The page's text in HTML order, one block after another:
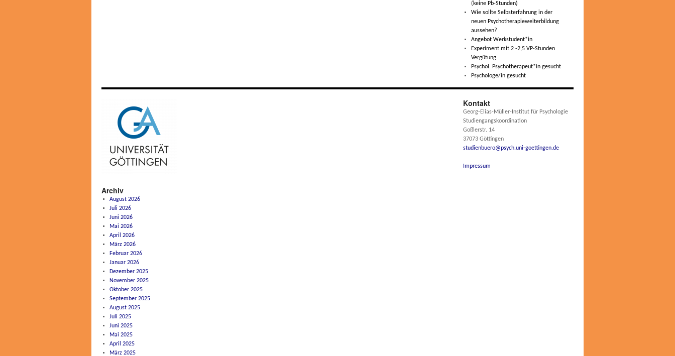
(keine Pb-Stunden)
Wie sollte Selbsterfahrung in der
neuen Psychotherapieweiterbildung
aussehen?
Angebot Werkstudent*in
Experiment mit 2 -2,5 VP-Stunden
Vergütung
Psychol. Psychotherapeut*in gesucht
Psychologe/in gesucht
Archiv
August 2026
Juli 2026
Juni 2026
Mai 2026
April 2026
März 2026
Februar 2026
Januar 2026
Dezember 2025
November 2025
Oktober 2025
September 2025
August 2025
Juli 2025
Juni 2025
Mai 2025
April 2025
März 2025
Kontakt
Georg-Elias-Müller-Institut für Psychologie
Studiengangskoordination
Goßlerstr. 14
37073 Göttingen
studienbuero@psych.uni-goettingen.de
Impressum